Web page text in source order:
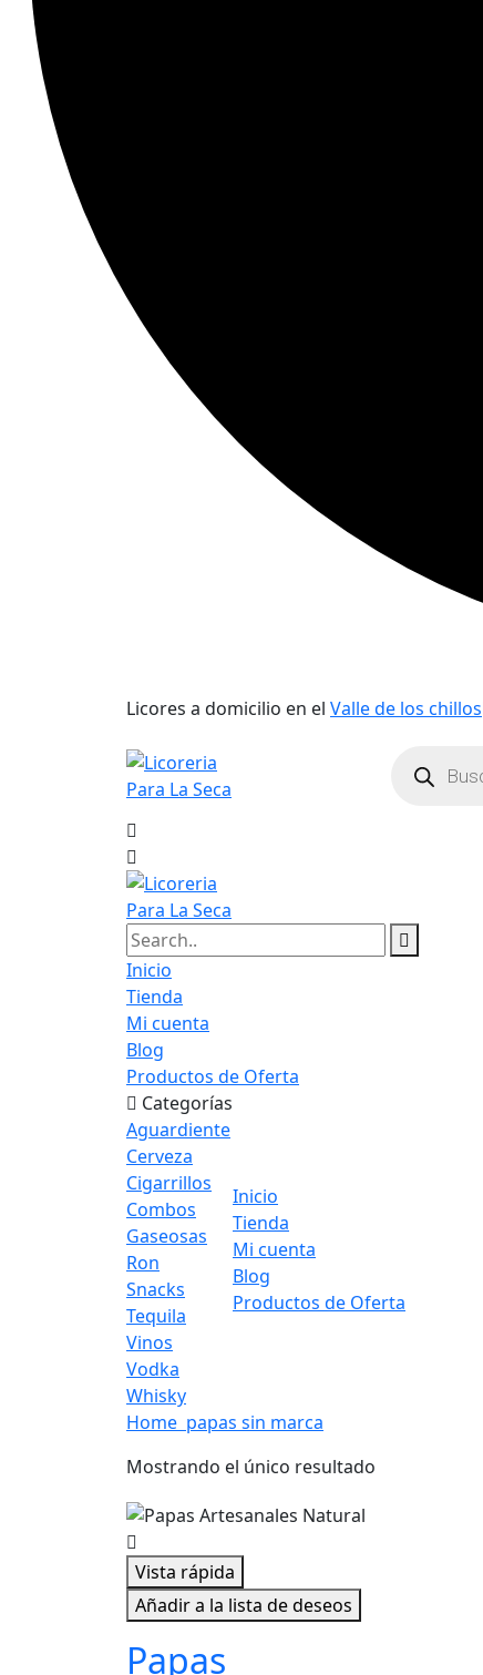
Licores a domicilio en el Valle de los chillos
Inicio
Tienda
Mi cuenta
Blog
Productos de Oferta
Categorías
Aguardiente
Cerveza
Cigarrillos
Combos
Gaseosas
Ron
Snacks
Tequila
Vinos
Vodka
Whisky
Inicio
Tienda
Mi cuenta
Blog
Productos de Oferta
Home papas sin marca
Mostrando el único resultado
Vista rápida
Añadir a la lista de deseos
Papas